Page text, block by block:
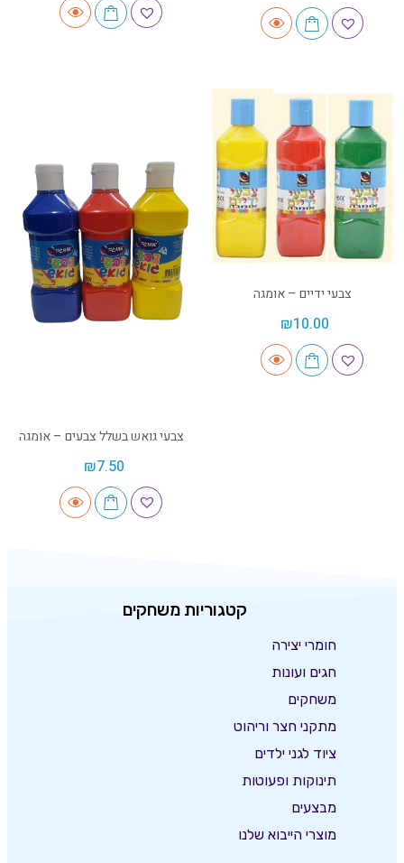
צבעי ידיים – אומגה
₪10.00
צבעי גואש בשלל צבעים – אומגה
₪7.50
קטגוריות משחקים
חומרי יצירה
חגים ועונות
משחקים
מתקני חצר וריהוט
ציוד לגני ילדים
תינוקות ופעוטות
מבצעים
מוצרי הייבוא שלנו